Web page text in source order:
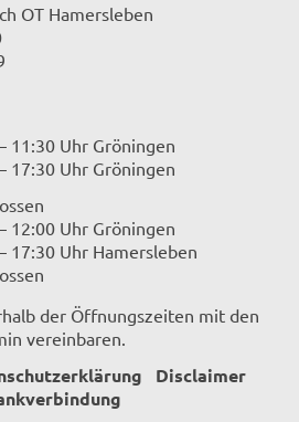
OT Hamersleben
11:30 Uhr Gröningen
17:30 Uhr Gröningen
12:00 Uhr Gröningen
17:30 Uhr Hamersleben
der Öffnungszeiten mit den
vereinbaren.
Disclaimer